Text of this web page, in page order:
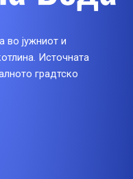
во јужниот и
Источната
градтско